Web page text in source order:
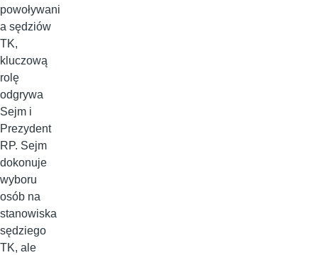
powoływani
a sędziów
TK,
kluczową
rolę
odgrywa
Sejm i
Prezydent
RP. Sejm
dokonuje
wyboru
osób na
stanowiska
sędziego
TK, ale